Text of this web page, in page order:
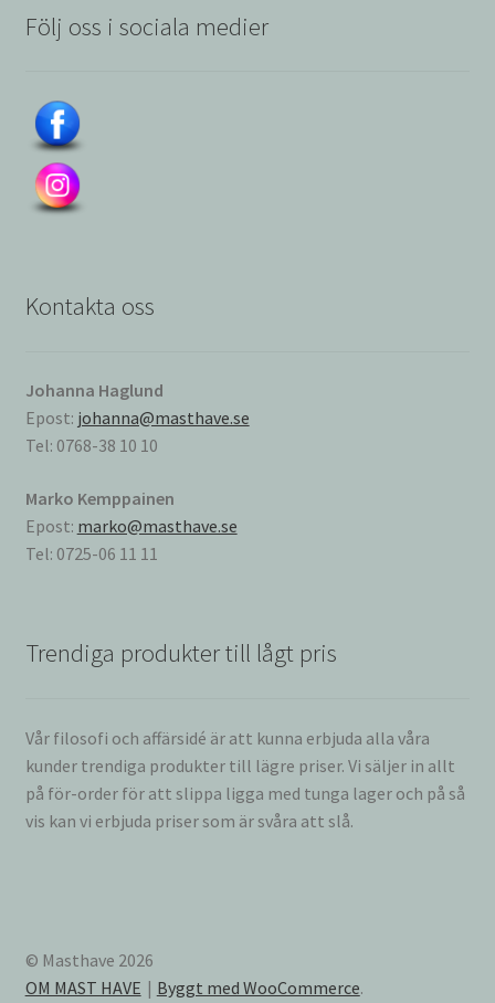
Följ oss i sociala medier
Kontakta oss
Johanna Haglund
Epost: johanna@masthave.se
Tel: 0768-38 10 10
Marko Kemppainen
Epost: marko@masthave.se
Tel: 0725-06 11 11
Trendiga produkter till lågt pris
Vår filosofi och affärsidé är att kunna erbjuda alla våra
kunder trendiga produkter till lägre priser. Vi säljer in allt
på för-order för att slippa ligga med tunga lager och på så
vis kan vi erbjuda priser som är svåra att slå.
© Masthave 2026
OM MAST HAVE
Byggt med WooCommerce.